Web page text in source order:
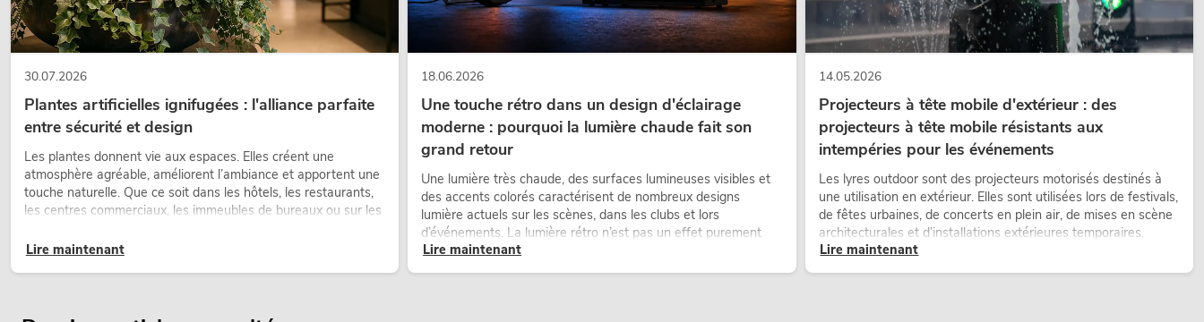
30.07.2026
Plantes artificielles ignifugées : l'alliance parfaite
entre sécurité et design
Les plantes donnent vie aux espaces. Elles créent une
atmosphère agréable, améliorent l’ambiance et apportent une
touche naturelle. Que ce soit dans les hôtels, les restaurants,
les centres commerciaux, les immeubles de bureaux ou sur les
longtemps partie intégrante des concepts d’aménagement
Lire maintenant
18.06.2026
Une touche rétro dans un design d'éclairage
moderne : pourquoi la lumière chaude fait son
grand retour
Une lumière très chaude, des surfaces lumineuses visibles et
des accents colorés caractérisent de nombreux designs
lumière actuels sur les scènes, dans les clubs et lors
d’événements. La lumière rétro n’est pas un effet purement
nostalgique, mais un outil de conception utilisé de manière
ciblée : elle crée une atmosphère, donne du caractère aux
Lire maintenant
14.05.2026
Projecteurs à tête mobile d'extérieur : des
projecteurs à tête mobile résistants aux
intempéries pour les événements
Les lyres outdoor sont des projecteurs motorisés destinés à
une utilisation en extérieur. Elles sont utilisées lors de festivals,
de fêtes urbaines, de concerts en plein air, de mises en scène
architecturales et d’installations extérieures temporaires.
Lire maintenant